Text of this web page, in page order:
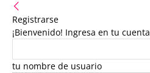
Registrarse
¡Bienvenido! Ingresa en tu cuenta
tu nombre de usuario